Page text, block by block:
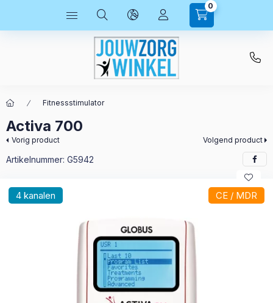
0
Fitnessstimulator
Activa 700
Vorig product Volgend product
Artikelnummer: G5942
4 kanalen CE / MDR